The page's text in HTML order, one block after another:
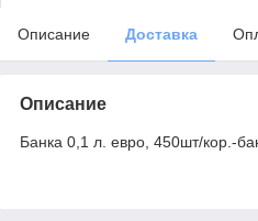
Описание Доставка
Описание
Банка 0,1 л. евро, 450шт/кор.-